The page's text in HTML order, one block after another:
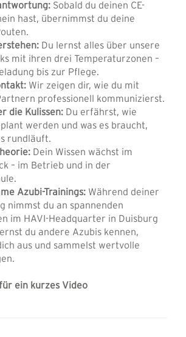
Sobald du deinen CE-
hast, übernimmst du deine
Du lernst alles über unsere
mit ihren drei Temperaturzonen –
bis zur Pflege.
Wir zeigen dir, wie du mit
professionell kommunizierst.
die Kulissen: Du erfährst, wie
werden und was es braucht,
rundläuft.
Dein Wissen wächst im
– im Betrieb und in der
Azubi-Trainings: Während deiner
nimmst du an spannenden
im HAVI-Headquarter in Duisburg
du andere Azubis kennen,
aus und sammelst wertvolle
ein kurzes Video